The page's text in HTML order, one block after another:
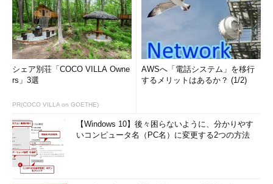
シェア別荘「COCO VILLA Owne
rs」3選
PR(COCO VILLA on GOETHE)
AWSへ「電話システム」を移行
するメリットはあるか？ (1/2)
【Windows 10】後々困らないように、分かりやす
いコンピュータ名（PC名）に変更する2つの方法